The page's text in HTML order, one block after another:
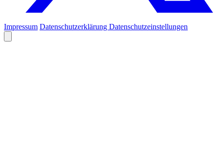
Impressum Datenschutzerklärung Datenschutzeinstellungen